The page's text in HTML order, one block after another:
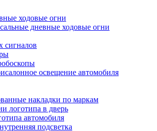
ходовые огни
дневные ходовые огни
сигналов
освещение автомобиля
накладки по маркам
логотипа в дверь
автомобиля
подсветка